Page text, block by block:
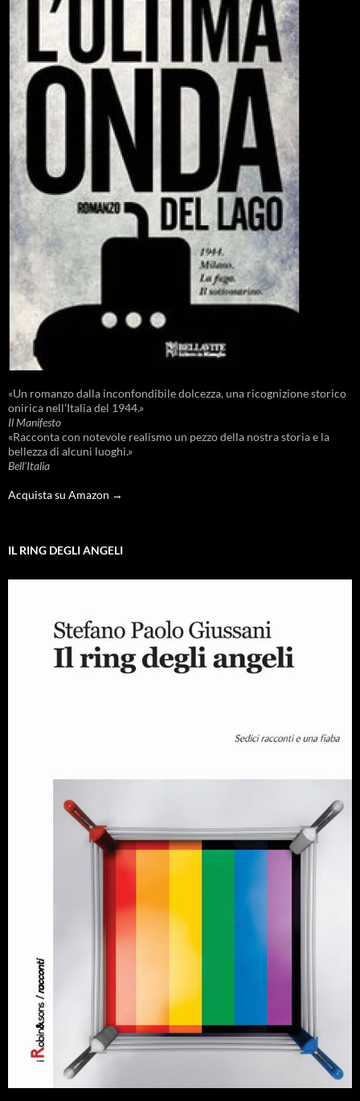
«Un romanzo dalla inconfondibile dolcezza, una ricognizione storico
onirica nell'Italia del 1944.»
Il Manifesto
«Racconta con notevole realismo un pezzo della nostra storia e la
bellezza di alcuni luoghi.»
Bell'Italia
Acquista su Amazon →
IL RING DEGLI ANGELI